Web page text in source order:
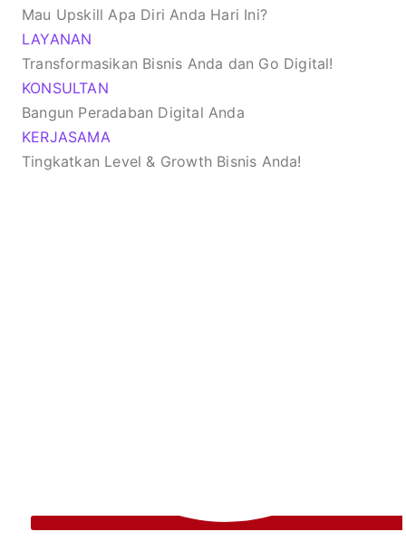
Mau Upskill Apa Diri Anda Hari Ini?
LAYANAN
Transformasikan Bisnis Anda dan Go Digital!
KONSULTAN
Bangun Peradaban Digital Anda
KERJASAMA
Tingkatkan Level & Growth Bisnis Anda!